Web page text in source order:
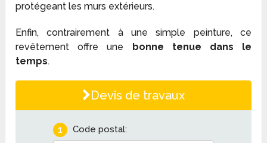
protégeant les murs extérieurs.
Enfin, contrairement à une simple peinture, ce
revêtement offre une
bonne tenue dans le
temps.
Devis de travaux
1 Code postal: